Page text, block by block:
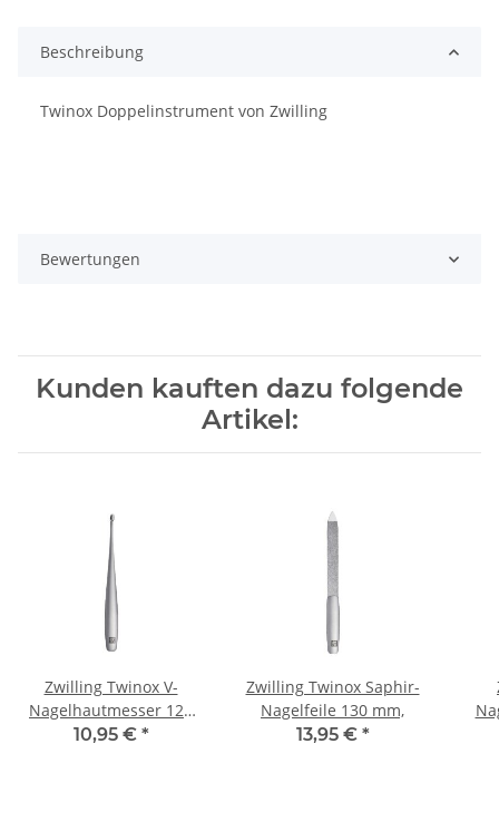
Beschreibung
Twinox Doppelinstrument von Zwilling
Bewertungen
Kunden kauften dazu folgende
Artikel:
Zwilling Twinox V-
Nagelhautmesser 125
mm
10,95 € *
Zwilling Twinox Saphir-
Nagelfeile 130 mm,
13,95 € *